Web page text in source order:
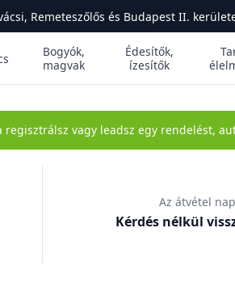
Remeteszőlős és Budapest II.
Bogyók,
magvak
Édesítők,
ízesítők
regisztrálsz vagy leadsz egy rendelést,
Az átvétel
Kérdés nélkül